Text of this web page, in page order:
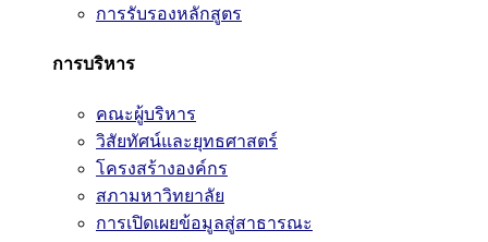
การรับรองหลักสูตร
การบริหาร
คณะผู้บริหาร
วิสัยทัศน์และยุทธศาสตร์
โครงสร้างองค์กร
สภามหาวิทยาลัย
การเปิดเผยข้อมูลสู่สาธารณะ